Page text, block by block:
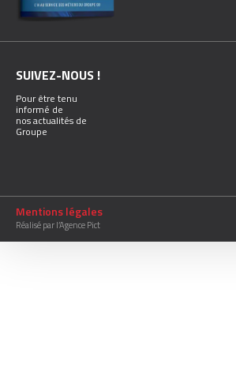
SUIVEZ-NOUS !
Pour être tenu
informé de
nos actualités de
Groupe
Mentions légales
Réalisé par l’Agence Pict